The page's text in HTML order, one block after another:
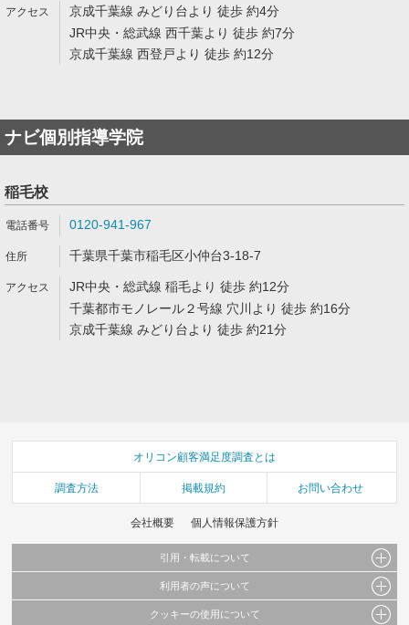
京成千葉線 みどり台より 徒歩 約4分
JR中央・総武線 西千葉より 徒歩 約7分
京成千葉線 西登戸より 徒歩 約12分
ナビ個別指導学院
稲毛校
0120-941-967
千葉県千葉市稲毛区小仲台3-18-7
JR中央・総武線 稲毛より 徒歩 約12分
千葉都市モノレール２号線 穴川より 徒歩 約16分
京成千葉線 みどり台より 徒歩 約21分
オリコン顧客満足度調査とは
調査方法 掲載規約 お問い合わせ
会社概要 個人情報保護方針
引用・転載について
当サイトで公開されている情報（文字、写真、イラスト、画像データ等）及びこれらの配
これらの情報を権利者の許可なく無断転載・複製などの二次利用を行うことは固く禁じて
利用者の声について
当サイトに掲載している内容はすべてサービスの利用者が提出された見解・感想です。
クッキーの使用について